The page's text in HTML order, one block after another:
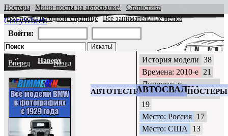
CrazyWheels
АВТОТЕСТЫАВТОСВАЛКАПОСТЕРЫ
Постеры Мини-посты на автосвалке!
Статистика
Все посты на одной странице
Все занимательные метки
Войти:
Вперед НаверхНазад История модели 38
Времена: 2010-е 21
Личность и
автомобиль
19
Место: Россия 17
Место: США
13